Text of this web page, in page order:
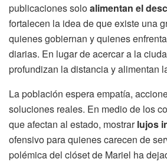
publicaciones soloalimentan el
fortalecen la idea de que existe una
quienes gobiernan y quienes
diarias. En lugar de acercar a la
profundizan la distancia y alimentan
La población espera empatía,
soluciones reales. En medio de los
que afectan al estado, mostrarlujos
ofensivo para quienes carecen de
polémica del clóset de Mariel ha